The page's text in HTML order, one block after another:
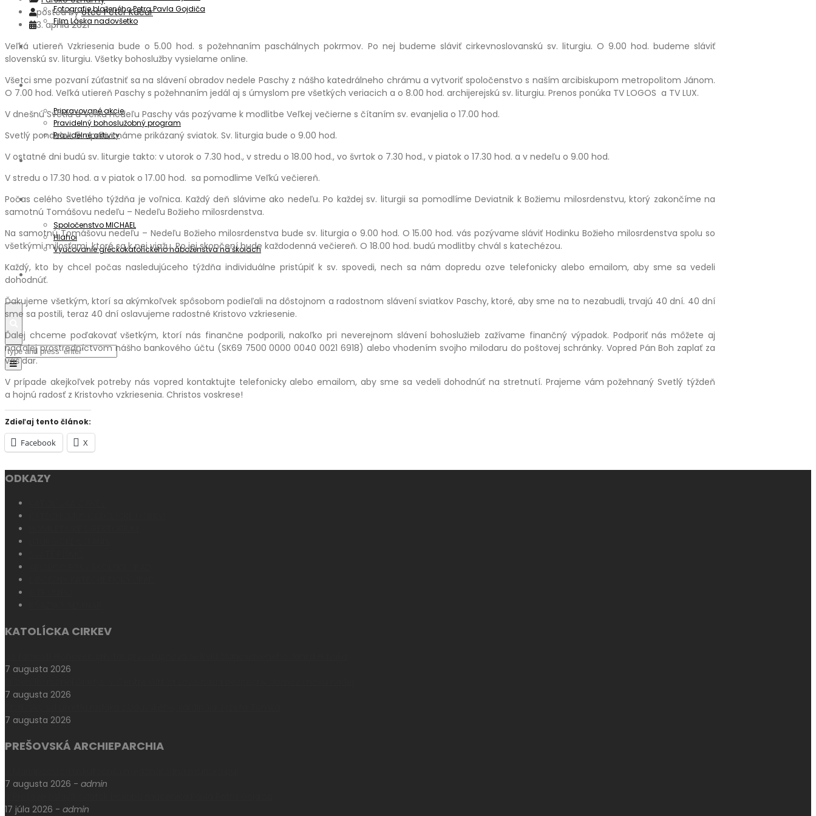
Fotografie blaženého Petra Pavla Gojdiča
Film Láska nadovšetko
Aktuality
Oznamy
Pripravované akcie
Pravidelný bohoslužobný program
Pravidelné aktivity
Informátor
Spoločenstvá
Spoločenstvo MICHAEL
Hlahol
Vyučovanie gréckokatolíckeho náboženstva na školách
Fotogaléria
Toggle
navigation
posted byotec Peter Kačur
3. apríla 2021
Veľká utiereň Vzkriesenia bude o 5.00 hod. s požehnaním paschálnych pokrmov. Po nej budeme sláviť cirkevnoslovanskú sv. liturgiu. O 9.00 hod. budeme sláviť
slovenskú sv. liturgiu. Všetky bohoslužby vysielame online.
Všetci sme pozvaní zúťastniť sa na slávení obradov nedele Paschy z nášho katedrálneho chrámu a vytvoriť spoločenstvo s naším arcibiskupom metropolitom Jánom.
O 7.00 hod. Veľká utiereň Paschy s požehnaním jedál aj s úmyslom pre všetkých veriacich a o 8.00 hod. archijerejskú sv. liturgiu. Prenos ponúka TV LOGOS a TV LUX.
V dnešnú Svetlú a Veľkú nedeľu Paschy vás pozývame k modlitbe Veľkej večierne s čítaním sv. evanjelia o 17.00 hod.
Svetlý pondelok, 5. apríla, máme prikázaný sviatok. Sv. liturgia bude o 9.00 hod.
V ostatné dni budú sv. liturgie takto: v utorok o 7.30 hod., v stredu o 18.00 hod., vo švrtok o 7.30 hod., v piatok o 17.30 hod. a v nedeľu o 9.00 hod.
V stredu o 17.30 hod. a v piatok o 17.00 hod. sa pomodlime Veľkú večiereň.
Počas celého Svetlého týždňa je voľnica. Každý deň slávime ako nedeľu. Po každej sv. liturgii sa pomodlíme Deviatnik k Božiemu milosrdenstvu, ktorý zakončíme na
samotnú Tomášovu nedeľu – Nedeľu Božieho milosrdenstva.
Na samotnú Tomášovu nedeľu – Nedeľu Božieho milosrdenstva bude sv. liturgia o 9.00 hod. O 15.00 hod. vás pozývame sláviť Hodinku Božieho milosrdenstva spolu so
všetkými milosťami, ktoré sa k nej viažu. Po jej skončení bude každodenná večiereň. O 18.00 hod. budú modlitby chvál s katechézou.
Každý, kto by chcel počas nasledujúceho týždňa individuálne pristúpiť k sv. spovedi, nech sa nám dopredu ozve telefonicky alebo emailom, aby sme sa vedeli
dohodnúť.
Ďakujeme všetkým, ktorí sa akýmkoľvek spôsobom podieľali na dôstojnom a radostnom slávení sviatkov Paschy, ktoré, aby sme na to nezabudli, trvajú 40 dní. 40 dní
sme sa postili, teraz 40 dní oslavujeme radostné Kristovo vzkriesenie.
Ďalej chceme poďakovať všetkým, ktorí nás finančne podporili, nakoľko pri neverejnom slávení bohoslužieb zažívame finančný výpadok. Podporiť nás môžete aj
naďalej prostredníctvom nášho bankového účtu (SK69 7500 0000 0040 0021 6918) alebo vhodením svojho milodaru do poštovej schránky. Vopred Pán Boh zaplať za
váš dar.
V prípade akejkoľvek potreby nás vopred kontaktujte telefonicky alebo emailom, aby sme sa vedeli dohodnúť na stretnutí. Prajeme vám požehnaný Svetlý týždeň
a hojnú radosť z Kristovho vzkriesenia. Christos voskrese!
Zdieľaj tento článok:
Facebook X
ODKAZY
KATOLÍCKA CIRKEV
7 augusta 2026
7 augusta 2026
7 augusta 2026
PREŠOVSKÁ ARCHIEPARCHIA
7 augusta 2026 - admin
17 júla 2026 - admin